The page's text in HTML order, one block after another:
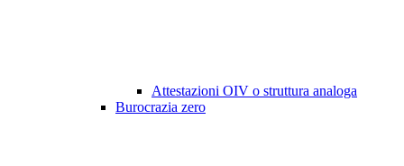
Attestazioni OIV o struttura analoga
Burocrazia zero